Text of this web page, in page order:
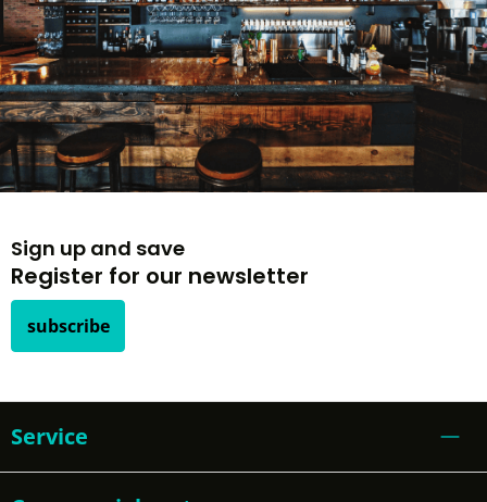
Sign up and save
Register for our newsletter
subscribe
Service